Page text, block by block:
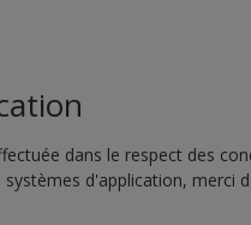
dans le respect des
d'application, merci